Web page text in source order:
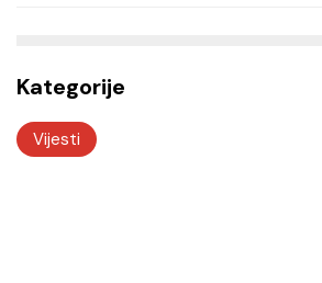
Kategorije
Vijesti